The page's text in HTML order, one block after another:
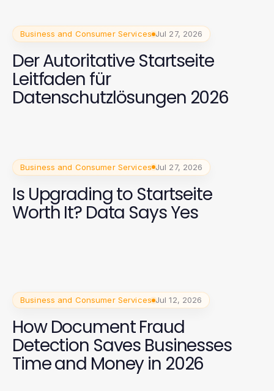
Business and Consumer Services Jul 27, 2026
Der Autoritative Startseite
Leitfaden für
Datenschutzlösungen 2026
Business and Consumer Services Jul 27, 2026
Is Upgrading to Startseite
Worth It? Data Says Yes
Business and Consumer Services Jul 12, 2026
How Document Fraud
Detection Saves Businesses
Time and Money in 2026